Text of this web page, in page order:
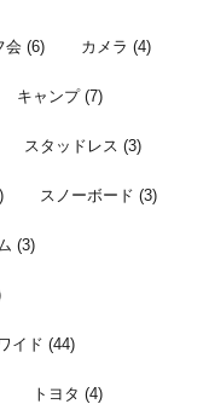
会 (6) カメラ (4)
キャンプ(7)
スタッドレス (3)
スノーボード (3)
(3)
イド (44)
トヨタ (4)